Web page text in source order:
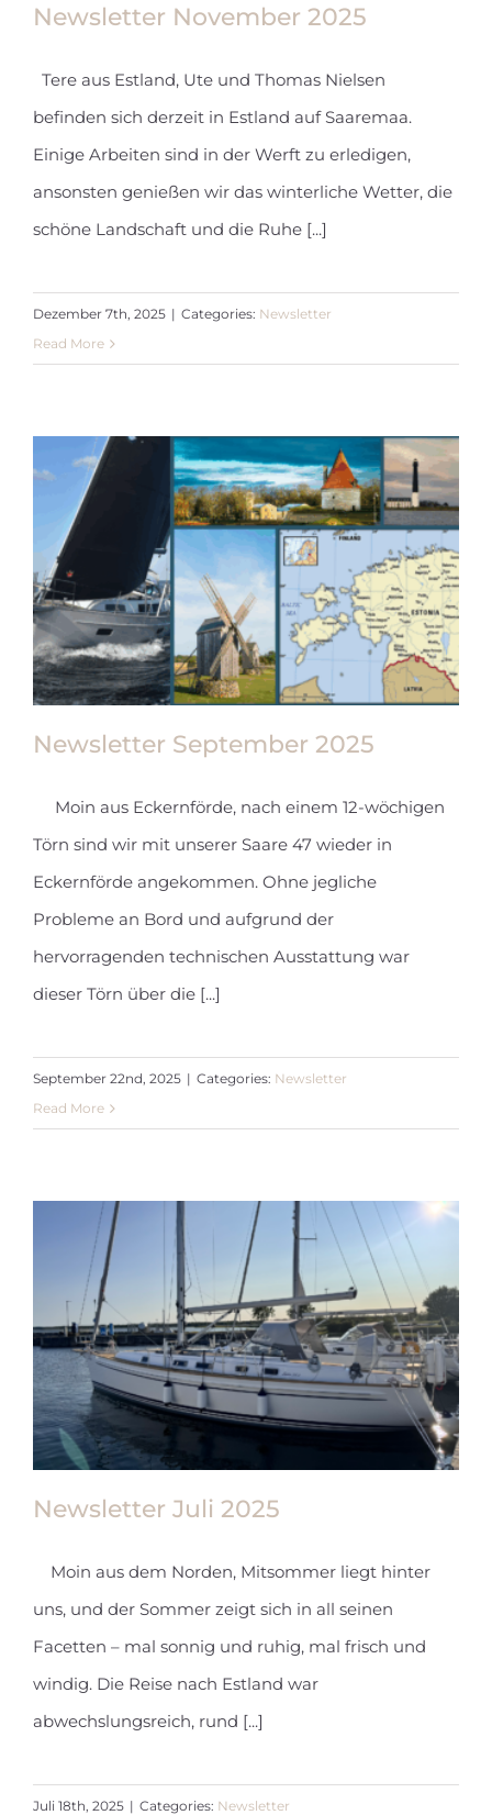
Newsletter November 2025
Newsletter November 2025
Tere aus Estland, Ute und Thomas Nielsen
befinden sich derzeit in Estland auf Saaremaa.
Einige Arbeiten sind in der Werft zu erledigen,
ansonsten genießen wir das winterliche Wetter, die
schöne Landschaft und die Ruhe [...]
Dezember 7th, 2025 | Categories: Newsletter
Read More
Newsletter September 2025
Newsletter September 2025
Moin aus Eckernförde, nach einem 12-wöchigen
Törn sind wir mit unserer Saare 47 wieder in
Eckernförde angekommen. Ohne jegliche
Probleme an Bord und aufgrund der
hervorragenden technischen Ausstattung war
dieser Törn über die [...]
September 22nd, 2025 | Categories: Newsletter
Read More
Newsletter Juli 2025
Newsletter Juli 2025
Moin aus dem Norden, Mitsommer liegt hinter
uns, und der Sommer zeigt sich in all seinen
Facetten – mal sonnig und ruhig, mal frisch und
windig. Die Reise nach Estland war
abwechslungsreich, rund [...]
Juli 18th, 2025 | Categories: Newsletter